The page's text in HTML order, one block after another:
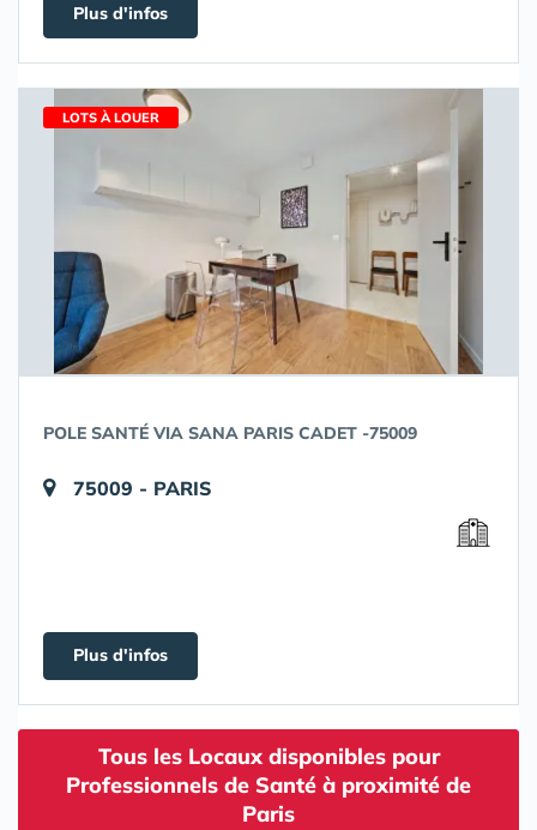
Plus d'infos
LOTS À LOUER
POLE SANTÉ VIA SANA PARIS CADET -75009
75009 - PARIS
Plus d'infos
Tous les Locaux disponibles pour
Professionnels de Santé à proximité de
Paris